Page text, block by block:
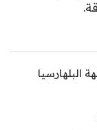
البلهارسيا